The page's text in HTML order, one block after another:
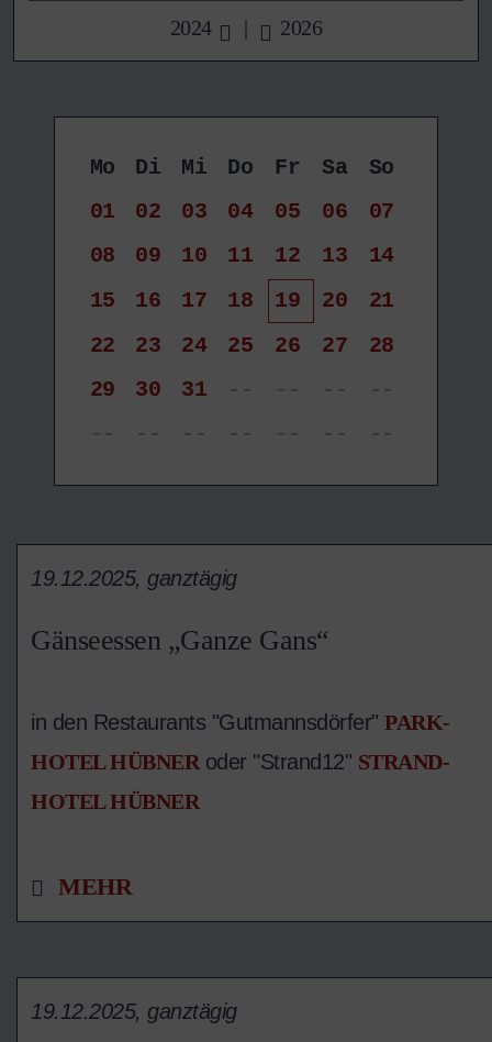
2024 | 2026
Mo Di Mi Do Fr Sa
So
01
02 03 04 05 06
07
08
09 10 11 12 13
14
15
16 17 18 19 20
21
22
23 24 25 26 27
28
29
30 31 -- -- --
--
--
-- -- -- -- -- --
Gänseessen „Ganze Gans“
19.12.2025, ganztägig
in den Restaurants "Gutmannsdörfer" PARK-
HOTEL HÜBNER oder "Strand12" STRAND-
HOTEL HÜBNER
MEHR
19.12.2025, ganztägig